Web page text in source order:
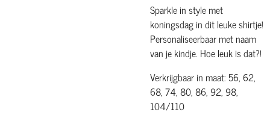
Sparkle in style met
koningsdag in dit leuke shirtje!
Personaliseerbaar met naam
van je kindje. Hoe leuk is dat?!
Verkrijgbaar in maat: 56, 62,
68, 74, 80, 86, 92, 98,
104/110